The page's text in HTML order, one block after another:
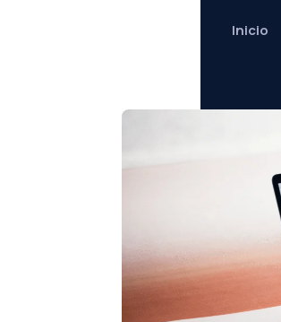
Inicio